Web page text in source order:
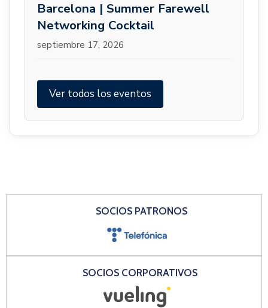
Barcelona | Summer Farewell
Networking Cocktail
septiembre 17, 2026
Ver todos los eventos
SOCIOS PATRONOS
SOCIOS CORPORATIVOS